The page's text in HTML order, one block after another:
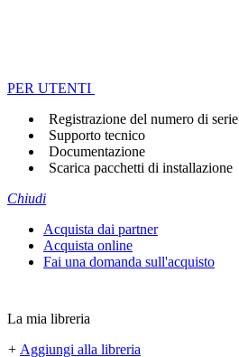
PER UTENTI
Registrazione del numero di serie
Supporto tecnico
Documentazione
Scarica pacchetti di installazione
Chiudi
Acquista dai partner
Acquista online
Fai una domanda sull'acquisto
La mia libreria
+ Aggiungi alla libreria